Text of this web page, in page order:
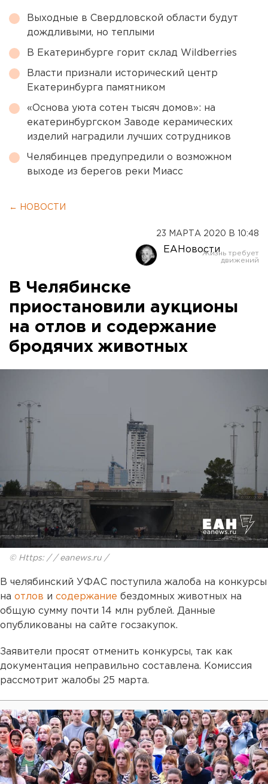
Выходные в Свердловской области будут
дождливыми, но теплыми
В Екатеринбурге горит склад Wildberries
Власти признали исторический центр
Екатеринбурга памятником
«Основа уюта сотен тысяч домов»: на
екатеринбургском Заводе керамических
изделий наградили лучших сотрудников
Челябинцев предупредили о возможном
выходе из берегов реки Миасс
← НОВОСТИ
23 МАРТА 2020 В 10:48
ЕАНовости
В Челябинске
приостановили аукционы
на отлов и содержание
бродячих животных
© Https: / / eanews.ru /
В челябинский УФАС поступила жалоба на конкурсы
на отлов и содержание бездомных животных на
общую сумму почти 14 млн рублей. Данные
опубликованы на сайте госзакупок.
Заявители просят отменить конкурсы, так как
документация неправильно составлена. Комиссия
рассмотрит жалобы 25 марта.